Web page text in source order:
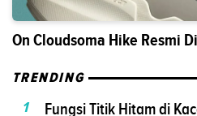
On Cloudsoma Hike Resmi
TRENDING
1
Fungsi Titik Hitam di